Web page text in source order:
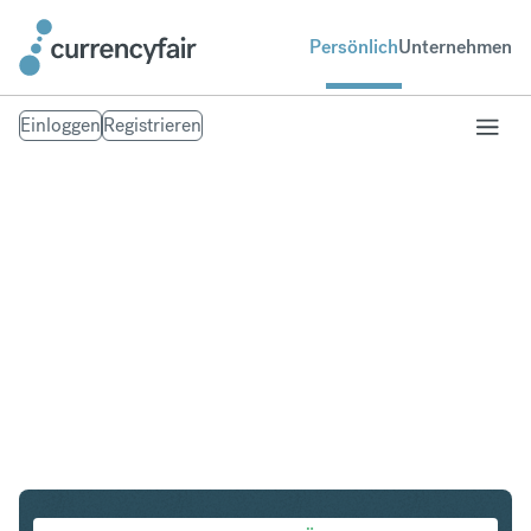
PersönlichUnternehmen
EinloggenRegistrieren